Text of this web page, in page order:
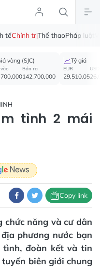
tếChính trịThể thaoPháp luật
vàng (SJC)
Bán ra
142,700,000
Tỷ giá
EUR
29,510.05
USD
tình 2 mái
Copy link
chức năng và cư dân
phương nước bạn
tình, đoàn kết và tin
biên giới chung